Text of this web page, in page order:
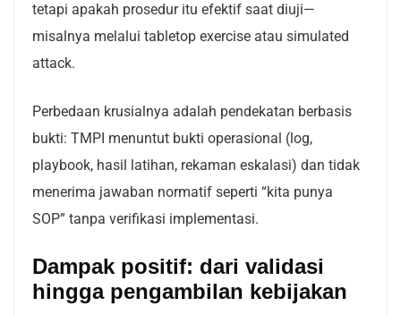
tetapi apakah prosedur itu efektif saat diuji—
misalnya melalui tabletop exercise atau simulated
attack.
Perbedaan krusialnya adalah pendekatan berbasis
bukti: TMPI menuntut bukti operasional (log,
playbook, hasil latihan, rekaman eskalasi) dan tidak
menerima jawaban normatif seperti “kita punya
SOP” tanpa verifikasi implementasi.
Dampak positif: dari validasi
hingga pengambilan kebijakan